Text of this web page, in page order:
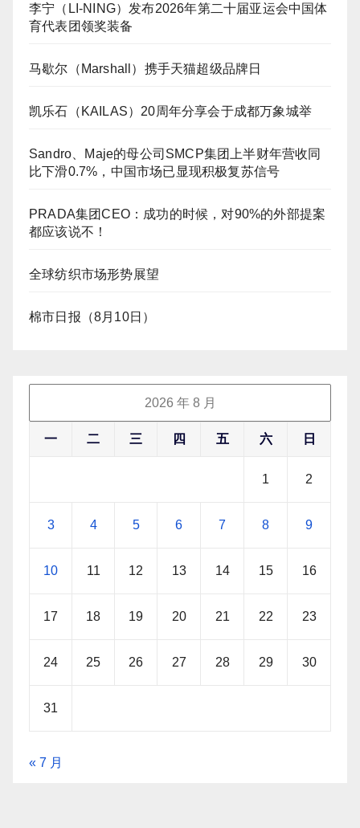
李宁（LI-NING）发布2026年第二十届亚运会中国体
育代表团领奖装备
马歇尔（Marshall）携手天猫超级品牌日
凯乐石（KAILAS）20周年分享会于成都万象城举
Sandro、Maje的母公司SMCP集团上半财年营收同
比下滑0.7%，中国市场已显现积极复苏信号
PRADA集团CEO：成功的时候，对90%的外部提案
都应该说不！
全球纺织市场形势展望
棉市日报（8月10日）
2026 年 8 月
一 二 三 四 五 六 日
1 2
3 4 5 6 7 8 9
10 11 12 13 14 15 16
17 18 19 20 21 22 23
24 25 26 27 28 29 30
31
« 7 月